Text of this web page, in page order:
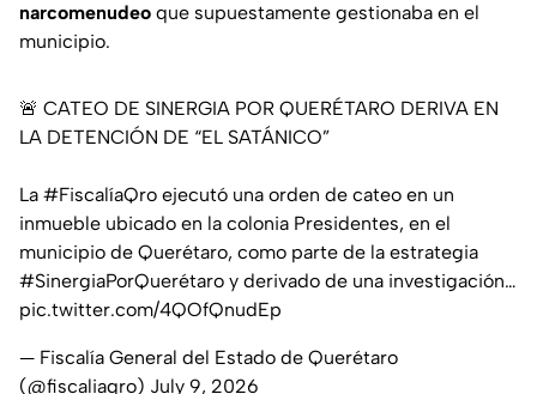
narcomenudeo que supuestamente gestionaba en el
municipio.
🚨 CATEO DE SINERGIA POR QUERÉTARO DERIVA EN
LA DETENCIÓN DE “EL SATÁNICO”
La #FiscalíaQro ejecutó una orden de cateo en un
inmueble ubicado en la colonia Presidentes, en el
municipio de Querétaro, como parte de la estrategia
#SinergiaPorQuerétaro y derivado de una investigación…
pic.twitter.com/4QOfQnudEp
— Fiscalía General del Estado de Querétaro
(@fiscaliaqro) July 9, 2026